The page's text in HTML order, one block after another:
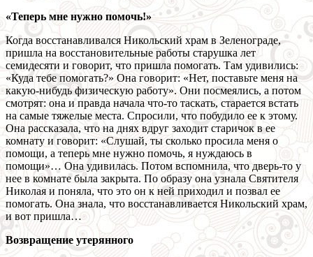
«Теперь мне нужно помочь!»
Когда восстанавливался Никольский храм в Зеленограде,
пришла на восстановительные работы старушка лет
семидесяти и говорит, что пришла помогать. Там удивились:
«Куда тебе помогать?» Она говорит: «Нет, поставьте меня на
какую-нибудь физическую работу». Они посмеялись, а потом
смотрят: она и правда начала что-то таскать, старается встать
на самые тяжелые места. Спросили, что побудило ее к этому.
Она рассказала, что на днях вдруг заходит старичок в ее
комнату и говорит: «Слушай, ты сколько просила меня о
помощи, а теперь мне нужно помочь, я нуждаюсь в
помощи»… Она удивилась. Потом вспомнила, что дверь-то у
нее в комнате была закрыта. По образу она узнала Святителя
Николая и поняла, что это он к ней приходил и позвал ее
помогать. Она знала, что восстанавливается Никольский храм,
и вот пришла…
Возвращение утерянного